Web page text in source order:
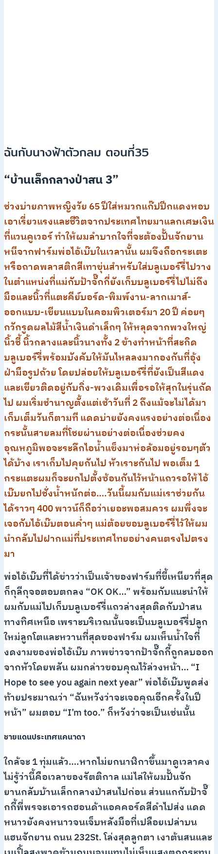
ฉันกับนางฟ้าตัวกลม ตอนที่35
“บ้านเล็กกลางป่าสน 3”
ช่วงบ่ายภาพหญิงวัย 65 ปีใส่หมวกแก๊ปปีกแดงหอบ
เอาเรี่ยวแรงและชีวิตจากประเทศไทยมาแลกเศษเงิน
ที่แวนคูเวอร์ ทำให้ผมลำบากใจที่จะต้องปั้นจักยาน
หนีจากฟาร์มพ่อไอ้เบ๊บในเวลานั้น ผมจึงถือกระเตะ
หรือถาดพลาสติกสีเทาขุ่นสำหรับใส่บลูเบอร์รี่ไปวาง
ในตำแหน่งที่แม่กับป้าจั๊กกี่ยังเก็บบลูเบอร์รี่ไปไม่ถึง
มือและนิ้วที่แตะคีย์บอร์ด-พิมพ์งาน-ลากเมาส์-
ออกแบบ-เขียนแบบในคอมพิวเตอร์มา 20 ปี ค่อยๆ
กวักรูดผลไม้สีน้ำเงินดำเล็กๆ ให้หลุดจากพวงใหญ่
นิ้วชี้ นิ้วกลางและนิ้วนางทั้ง 2 ข้างทำหน้าที่สะกิด
บลูเบอร์รี่พร้อมบังคับให้มันไหลลงมากองกันที่อุ้ง
ฝ่ามือรูปถ้วย โดยปล่อยให้บลูเบอร์รี่ที่ยังเป็นสีแดง
และเขียวติดอยู่กับกิ่ง-พวงเดิมเพื่อรอให้สุกในรุ่นถัด
ไป ผมเริ่มชำนาญตั้งแต่เช้าวันที่ 2 ถึงแม้จะไม่ได้มา
เก็บเต็มวันก็ตามที แดดบ่ายยังคงแรงอย่างต่อเนื่อง
กระนั้นสายลมที่โชยผ่านอย่างต่อเนื่องช่วยคง
อุณหภูมิพอจะระลึกไอน้ำแข็งมาห่อล้อมอยู่รอบๆตัว
ได้บ้าง เราเก็บไปคุยกันไป หัวเราะกันไป พอเต็ม 1
กระแตะผมก็จะยกไปตั้งซ้อนกันไว้หน้าแถวรอให้ไอ้
เบ๊บยกไปชั่งน้ำหนักต่อ….วันนี้ผมกับแม่เราช่วยกัน
ได้ราวๆ 400 พาวน์ก็ถือว่าเยอะพอสมควร ผมพึ่งจะ
เจอกับไอ้เบ๊บตอนค่ำๆ แม่ต้อยขอบลูเบอร์รี่ไว้ให้ผม
นำกลับไปฝากแม่ที่ประเทศไทยอย่างคนตรงไปตรง
มา
พ่อไอ้เบ๊บที่ได้ข่าวว่าเป็นเจ้าของฟาร์มที่ขี้เหนียวที่สุด
ก็กุลีกุจอตอบตกลง “OK OK…” พร้อมกับแนะนำให้
ผมกับแม่ไปเก็บบลูเบอร์รี่แถวล่างสุดติดกับป่าสน
ทางทิศเหนือ เพราะบริเวณนั้นจะเป็นบลูเบอร์รี่ปลูก
ใหม่ลูกโตและหวานที่สุดของฟาร์ม ผมเห็นน้ำใจที่
งดงามของพ่อไอ้เบ๊บ ภาพข่าวจากป้าจั๊กกี้ถูกลบออก
จากหัวโดยพลัน ผมกล่าวขอบคุณไว้ล่วงหน้า… “I
Hope to see you again next year” พ่อไอ้เบ๊บพูดส่ง
ท้ายประมาณว่า “ฉันหวังว่าจะเจอคุณอีกครั้งในปี
หน้า” ผมตอบ “I’m too.” ก็หวังว่าจะเป็นเช่นนั้น
ชายแดนประเทศแคนาดา
ใกล้จะ 1 ทุ่มแล้ว….หากไม่ยกนาฬิกาขึ้นมาดูเวลาคง
ไม่รู้ว่านี้คือเวลาของรัตติกาล แม่ไล่ให้ผมปั้นจัก
ยานกลับบ้านเล็กกลางป่าสนไปก่อน ส่วนแกกับป้าจั๊
กกี้พี่พรจะเอารถฮอนด้าแอคคอร์ดสีดำไปส่ง แดด
หนาวยังคงหนาวจนเจ็บหลังมือที่เปลือยเปล่าบน
แฮนจักยาน ถนน 232St. โล่งสุดลูกตา เงาต้นสนและ